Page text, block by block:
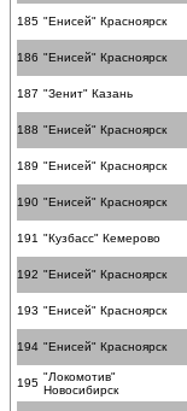
185 "Енисей" Красноярск
186 "Енисей" Красноярск
187 "Зенит" Казань
188 "Енисей" Красноярск
189 "Енисей" Красноярск
190 "Енисей" Красноярск
191 "Кузбасс" Кемерово
192 "Енисей" Красноярск
193 "Енисей" Красноярск
194 "Енисей" Красноярск
195 "Локомотив"
Новосибирск